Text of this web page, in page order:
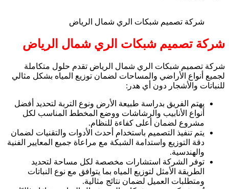
شركة تصميم شبكات الري شمال الرياض
شركة تصميم شبكات الري شمال الرياض
شركة تصميم شبكات الري شمال الرياض تقدم حلول متكاملة
لجميع أنواع الأراضي والمساحات لضمان توزيع المياه بشكل مثالي
للنباتات والأشجار دون أي هدر:
يهتم الفريق بدراسة طبيعة الأرض ونوع التربة لتحديد أفضل
أنواع الأنابيب والرشاشات ووضع المخطط المناسب لكل
مشروع لضمان أعلى كفاءة للنظام.
يتم تنفيذ التصميم باستخدام أحدث الأدوات والتقنيات لضمان
دقة التوزيع واستدامة الشبكة مع مراعاة جميع المعايير الفنية
والهندسية.
توفر الشركة استشارات مخصصة لكل مساحة لتحديد
الطريقة الأمثل لتوزيع المياه بما يتوافق مع نوع النباتات
ومتطلبات العميل لضمان نتائج مثالية.